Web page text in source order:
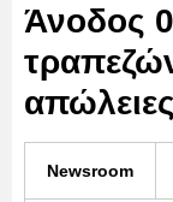
Άνοδος
Newsroom